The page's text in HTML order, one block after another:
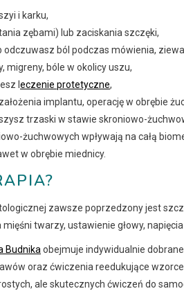
i karku,
zębami) lub zaciskania szczęki,
ból podczas mówienia,
migreny, bóle w okolicy uszu,
l eczenie protetyczne,
implantu, operację w obrębie
trzaski w stawie skroniowo-
żuchwowych wpływają na całą
w obrębie miednicy.
zawsze poprzedzony jest
twarzy, ustawienie głowy,
Budnika obejmuje indywidualnie dobrane
oraz ćwiczenia reedukujące
ale skutecznych ćwiczeń do